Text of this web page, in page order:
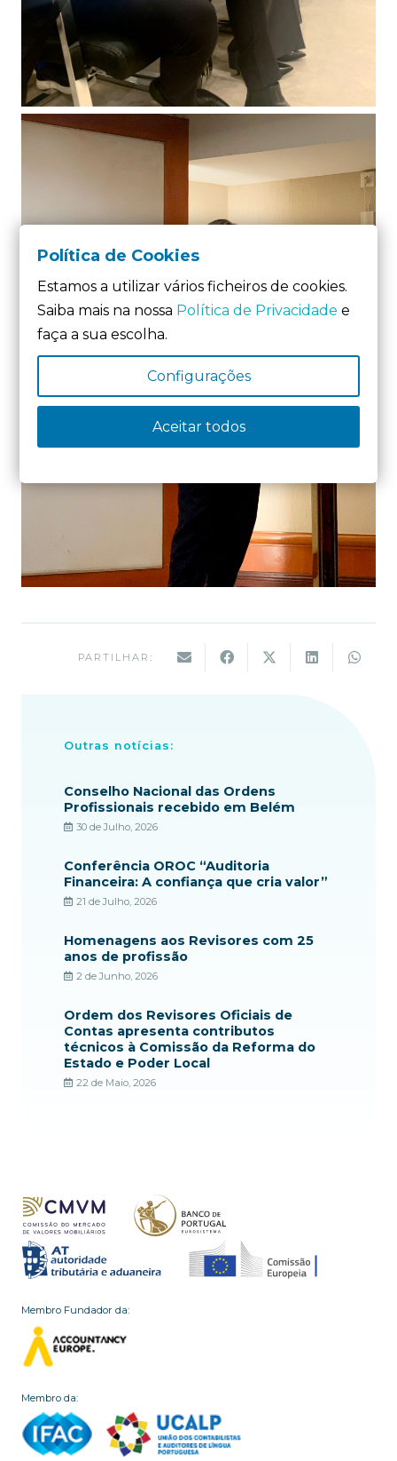
PARTILHAR:
Outras notícias:
Conselho Nacional das Ordens
Profissionais recebido em Belém
30 de Julho, 2026
Conferência OROC “Auditoria
Financeira: A confiança que cria valor”
21 de Julho, 2026
Homenagens aos Revisores com 25
anos de profissão
2 de Junho, 2026
Ordem dos Revisores Oficiais de
Contas apresenta contributos
técnicos à Comissão da Reforma do
Estado e Poder Local
22 de Maio, 2026
Membro Fundador da:
Membro da:
Política de Cookies
Estamos a utilizar vários ficheiros de cookies.
Saiba mais na nossa Política de Privacidade e
faça a sua escolha.
Configurações
Aceitar todos